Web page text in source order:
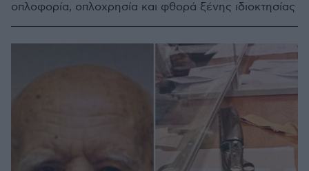
οπλοφορία, οπλοχρησία και φθορά ξένης ιδιοκτησίας